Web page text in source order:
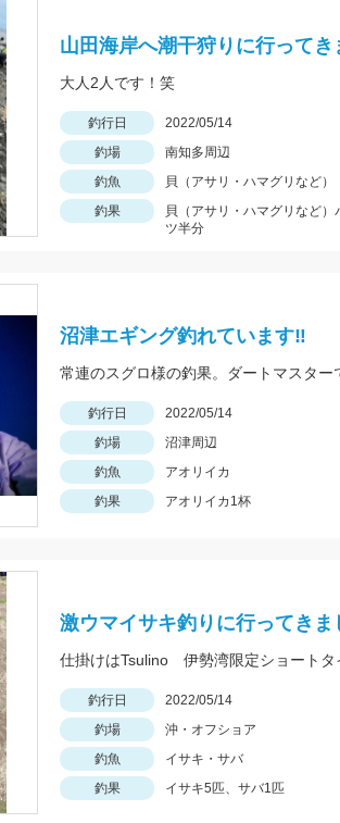
山田海岸へ潮干狩りに行って
大人2人です！笑
釣行日 2022/05/14
釣場
南知多周辺
釣魚
貝（アサリ・ハマグリなど）
釣果
貝（アサリ・ハマグリなど）
ツ半分
沼津エギング釣れています‼
常連のスグロ様の釣果。ダートマスター
釣行日 2022/05/14
釣場
沼津周辺
釣魚
アオリイカ
釣果
アオリイカ1杯
激ウマイサキ釣りに行ってきま
釣行日 2022/05/14
釣場
沖・オフショア
釣魚
イサキ・サバ
釣果
イサキ5匹、サバ1匹